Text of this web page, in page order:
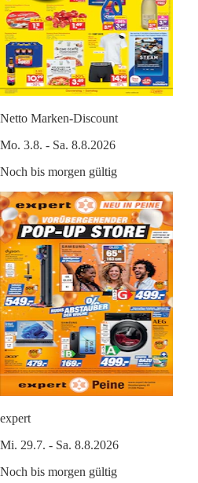
Netto Marken-Discount
Mo. 3.8. - Sa. 8.8.2026
Noch bis morgen gültig
expert
Mi. 29.7. - Sa. 8.8.2026
Noch bis morgen gültig